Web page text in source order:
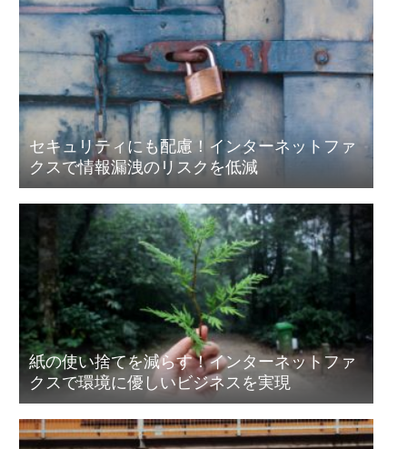
セキュリティにも配慮！インターネットファ
クスで情報漏洩のリスクを低減
紙の使い捨てを減らす！インターネットファ
クスで環境に優しいビジネスを実現